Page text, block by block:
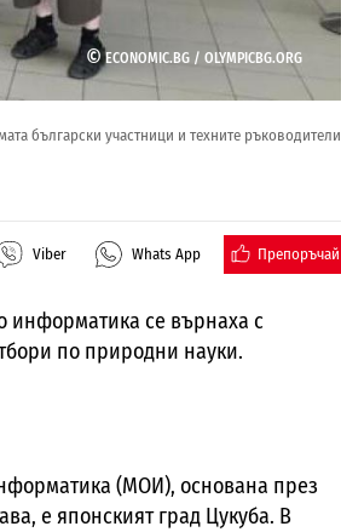
©ECONOMIC.BG / OLYMPICBG.ORG
български участници и техните ръководители
Viber Whats App Препоръчай
информатика се върнаха с
по природни науки.
(МОИ), основана през
е японският град Цукуба. В